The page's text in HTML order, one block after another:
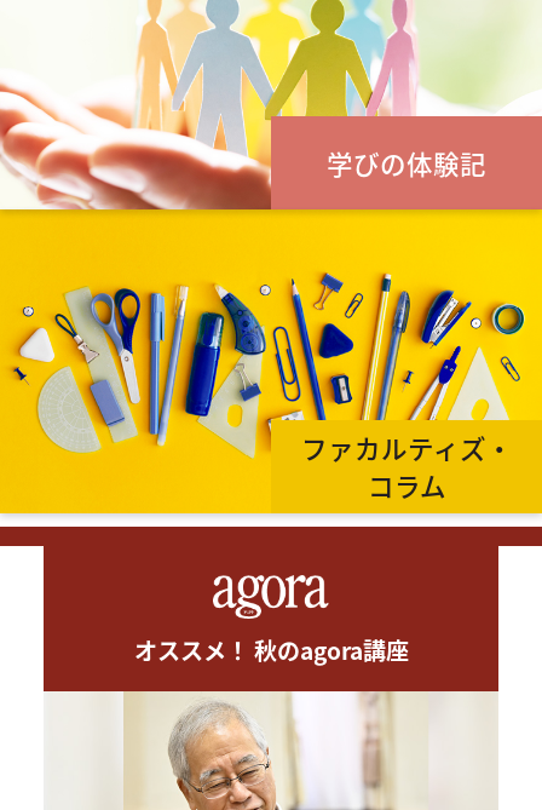
学びの体験記
ファカルティズ・
コラム
オススメ！ 秋のagora講座